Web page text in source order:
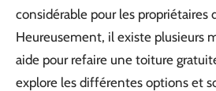
considérable pour les propriétaires
Heureusement, il existe plusieurs
aide pour refaire une toiture
explore les différentes options et